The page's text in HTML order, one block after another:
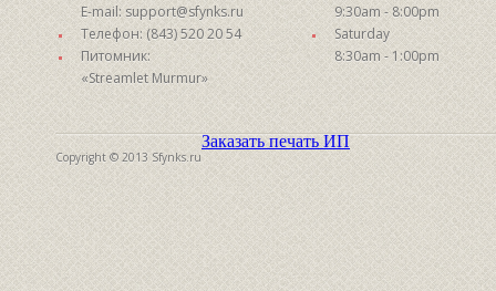
E-mail: support@sfynks.ru
Телефон: (843) 520 20 54
Питомник:
«Streamlet Murmur»
9:30am - 8:00pm
Saturday
8:30am - 1:00pm
Copyright © 2013 Sfynks.ru
Заказать печать ИП